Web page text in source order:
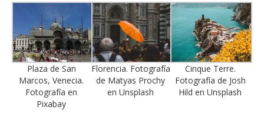
Plaza de San
Marcos, Venecia.
Fotografía en
Pixabay
Florencia. Fotografía
de Matyas Prochy
en Unsplash
Cinque Terre.
Fotografía de Josh
Hild en Unsplash